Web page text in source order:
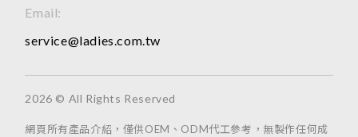
Email:
service@ladies.com.tw
2026 © All Rights Reserved
網頁所有產品介紹，僅供OEM、ODM代工參考，無製作任何成